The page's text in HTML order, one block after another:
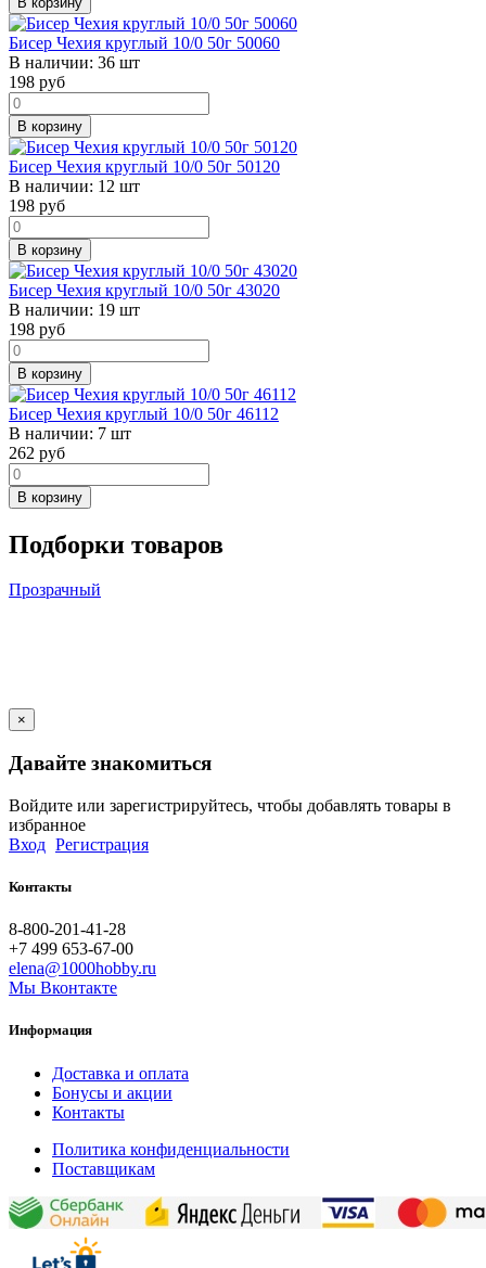
Бисер Чехия круглый 10/0 50г 50060
В наличии: 36 шт
198 руб
В корзину
Бисер Чехия круглый 10/0 50г 50120
В наличии: 12 шт
198 руб
В корзину
Бисер Чехия круглый 10/0 50г 43020
В наличии: 19 шт
198 руб
В корзину
Бисер Чехия круглый 10/0 50г 46112
В наличии: 7 шт
262 руб
В корзину
Подборки товаров
Прозрачный
×
Давайте знакомиться
Войдите или зарегистрируйтесь, чтобы добавлять товары в
избранное
Вход Регистрация
Контакты
8-800-201-41-28
+7 499 653-67-00
elena@1000hobby.ru
Мы Вконтакте
Информация
Доставка и оплата
Бонусы и акции
Контакты
Политика конфиденциальности
Поставщикам